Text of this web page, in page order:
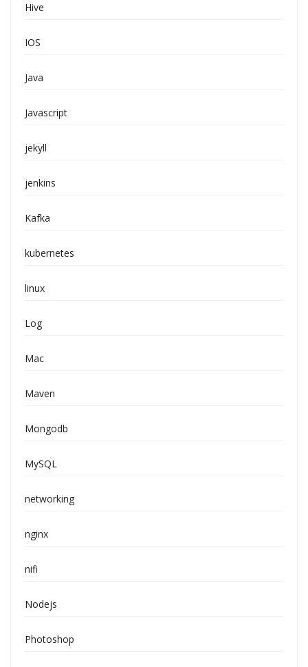
Hive
IOS
Java
Javascript
jekyll
jenkins
Kafka
kubernetes
linux
Log
Mac
Maven
Mongodb
MySQL
networking
nginx
nifi
Nodejs
Photoshop